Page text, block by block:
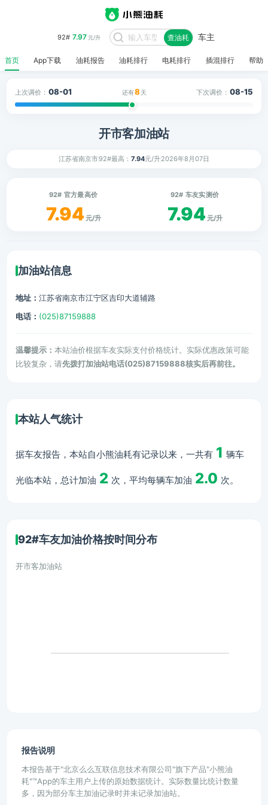
92# 7.97元/升 查油耗 车主
首页 App下载 油耗报告 油耗排行 电耗排行 插混排行 帮助
上次调价： 08-01 还有8 天 下次调价： 08-15
开市客加油站
江苏省南京市92#最高： 7.94元/升2026年8月07日
92# 官方最高价
7.94 元/升
92# 车友实测价
7.94 元/升
加油站信息
地址： 江苏省南京市江宁区吉印大道辅路
电话： (025)87159888
温馨提示： 本站油价根据车友实际支付价格统计。实际优惠政策可能
比较复杂，请先拨打加油站电话(025)87159888核实后再前往。
本站人气统计
据车友报告，本站自小熊油耗有记录以来，一共有 1 辆车
光临本站，总计加油 2 次，平均每辆车加油 2.0 次。
92#车友加油价格按时间分布
开市客加油站
报告说明
本报告基于"北京么么互联信息技术有限公司"旗下产品"小熊油
耗"™App的车主用户上传的原始数据统计。实际数量比统计数量
多，因为部分车主加油记录时并未记录加油站。